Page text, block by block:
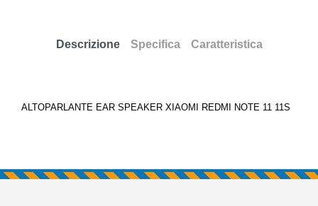
Descrizione Specifica Caratteristica
ALTOPARLANTE EAR SPEAKER XIAOMI REDMI NOTE 11 11S